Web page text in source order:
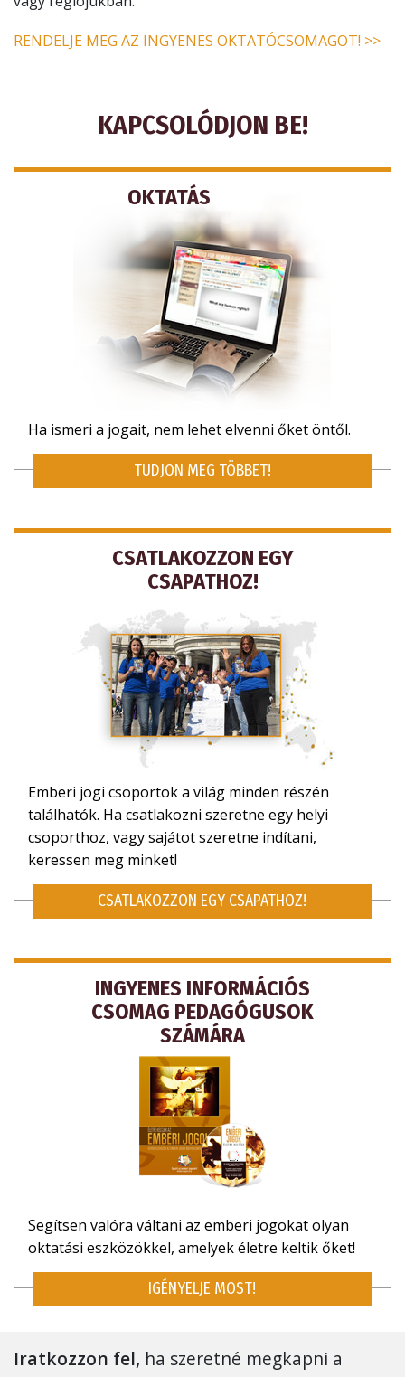
RENDELJE MEG AZ INGYENES OKTATÓCSOMAGOT! >>
IRATKOZZON FEL FRISSÍTÉSEKRE,
ÉS TUDJA MEG, HOGYAN SEGÍTHET
KÖSZÖNÖM, NEM
KAPCSOLÓDJON BE!
OKTATÁS
Ha ismeri a jogait, nem lehet elvenni őket öntől.
TUDJON MEG TÖBBET!
CSATLAKOZZON EGY
CSAPATHOZ!
Emberi jogi csoportok a világ minden részén
találhatók. Ha csatlakozni szeretne egy helyi
csoporthoz, vagy sajátot szeretne indítani,
keressen meg minket!
CSATLAKOZZON EGY CSAPATHOZ!
INGYENES INFORMÁCIÓS
CSOMAG PEDAGÓGUSOK
SZÁMÁRA
Segítsen valóra váltani az emberi jogokat olyan
oktatási eszközökkel, amelyek életre keltik őket!
IGÉNYELJE MOST!
Iratkozzon fel, ha szeretné megkapni a